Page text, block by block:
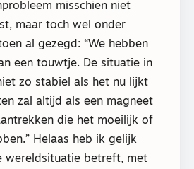
misschien niet
maar toch wel onder
al gezegd: “We hebben
een touwtje. De situatie in
zo stabiel als het nu lijkt
zal altijd als een magneet
die het moeilijk of
Helaas heb ik gelijk
wereldsituatie betreft, met